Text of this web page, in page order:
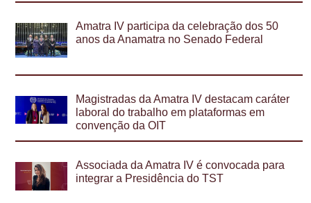
Amatra IV participa da celebração dos 50
anos da Anamatra no Senado Federal
Magistradas da Amatra IV destacam caráter
laboral do trabalho em plataformas em
convenção da OIT
Associada da Amatra IV é convocada para
integrar a Presidência do TST